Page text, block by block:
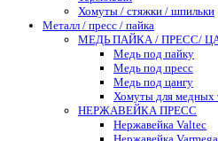
Хомуты / стяжки / шпильки
Металл / пресс / пайка
МЕДЬ ПАЙКА / ПРЕСС/
Медь под пайку
Медь под пресс
Медь под цангу
Хомуты для медных
НЕРЖАВЕЙКА ПРЕСС
Нержавейка Valtec